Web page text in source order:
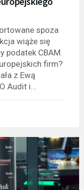
spoza
wiąże się
podatek CBAM.
firm?
z Ewą
Audit i...